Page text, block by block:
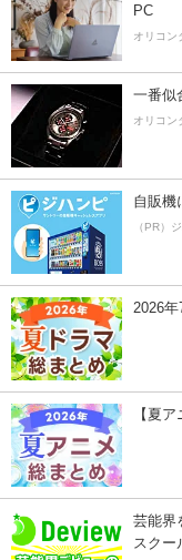
PC
オリコン
一番似
オリコン
自販機
（PR）
2026
【夏
芸能界
スクー